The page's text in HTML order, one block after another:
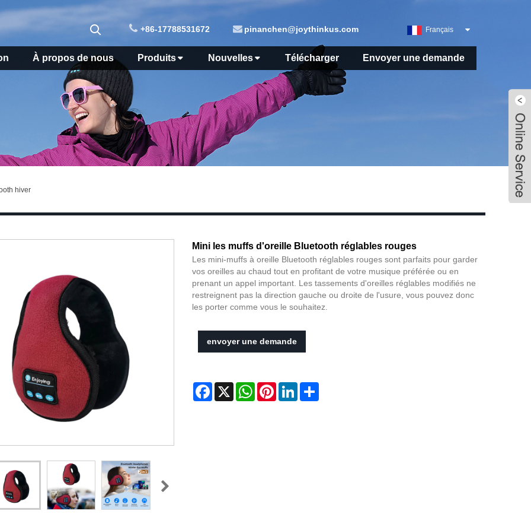
Français
+86-17788531672 pinanchen@joythinkus.com
À propos de nous Produits Nouvelles Télécharger Envoyer une demande
hiver
Mini les muffs d'oreille Bluetooth réglables rouges
Les mini-muffs à oreille Bluetooth réglables rouges sont parfaits pour garder
vos oreilles au chaud tout en profitant de votre musique préférée ou en
prenant un appel important. Les tassements d'oreilles réglables modifiés ne
restreignent pas la direction gauche ou droite de l'usure, vous pouvez donc
les porter comme vous le souhaitez.
envoyer une demande
Facebook
X WhatsAppPinterestLinkedIn